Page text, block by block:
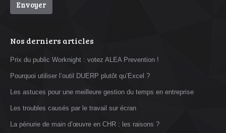
Nos derniers articles
Prix du public Worknight : votez ALEA Prevention !
Pourquoi utiliser l’outil DUERP plutôt qu’Excel ?
Les astuces pour une meilleure gestion du temps en entreprise
Les troubles causés par le travail sur écran
La pénurie de main d’œuvre en CHR : les raisons ?